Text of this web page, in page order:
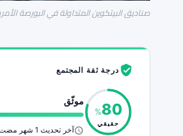
صناديق البيتكوين المتداولة في البورصة الأمريكية تفقد 4.5
درجة ثقة المجتمع
80
%
حقيقي
موثّق
آخر تحديث 1 شهر مضت